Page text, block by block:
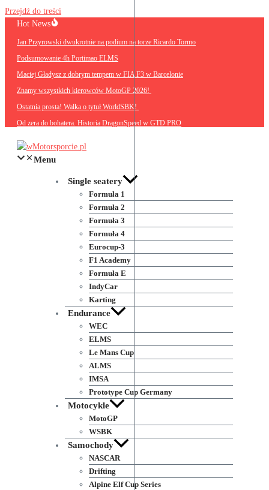
Przejdź do treści
Hot News
Jan Przyrowski dwukrotnie na podium na torze Ricardo Tormo
Podsumowanie 4h Portimao ELMS
Maciej Gładysz z dobrym tempem w FIA F3 w Barcelonie
Znamy wszystkich kierowców MotoGP 2026!
Ostatnia prosta! Walka o tytuł WorldSBK!
Od zera do bohatera. Historia DragonSpeed w GTD PRO
Menu
Single seatery
Formuła 1
Formuła 2
Formuła 3
Formuła 4
Eurocup-3
F1 Academy
Formuła E
IndyCar
Karting
Endurance
WEC
ELMS
Le Mans Cup
ALMS
IMSA
Prototype Cup Germany
Motocykle
MotoGP
WSBK
Samochody
NASCAR
Drifting
Alpine Elf Cup Series